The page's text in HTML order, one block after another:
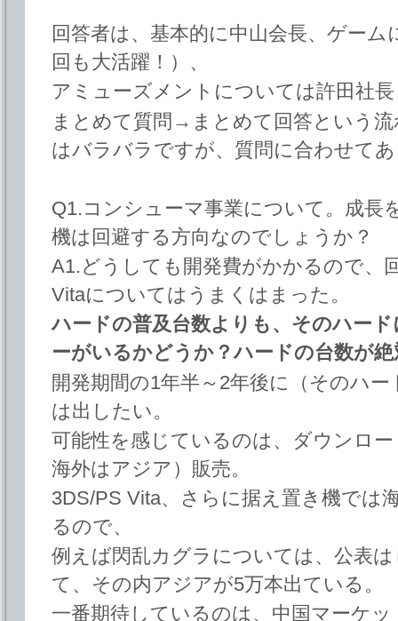
回答者は、基本的に中山会長、ゲー
回も大活躍！）、
アミューズメントについては許田社
まとめて質問→まとめて回答という
はバラバラですが、質問に合わせて
Q1.コンシューマ事業について。成長
機は回避する方向なのでしょうか？
A1.どうしても開発費がかかるので、
Vitaについてはうまくはまった。
ハードの普及台数よりも、そのハー
ーがいるかどうか？ハードの台数が
開発期間の1年半～2年後に（そのハ
は出したい。
可能性を感じているのは、ダウンロ
海外はアジア）販売。
3DS/PS Vita、さらに据え置き機では
るので、
例えば閃乱カグラについては、公表
て、その内アジアが5万本出ている。
一番期待しているのは、中国マーケ